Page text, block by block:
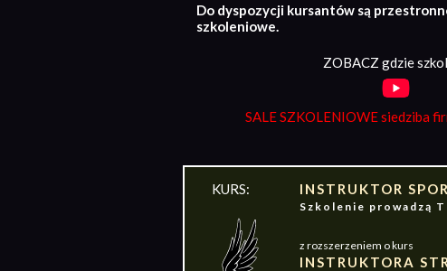
Do dyspozycji kursantów są
szkoleniowe.
ZOBACZ gdzie
SALE SZKOLENIOWE siedziba
KURS: INSTRUKTOR
Szkolenie prowadzą
z rozszerzeniem o kurs
INSTRUKTORA